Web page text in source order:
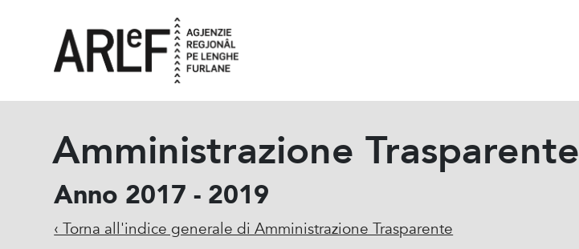
Amministrazione Trasparente
Anno 2017 - 2019
‹ Torna all'indice generale di Amministrazione Trasparente